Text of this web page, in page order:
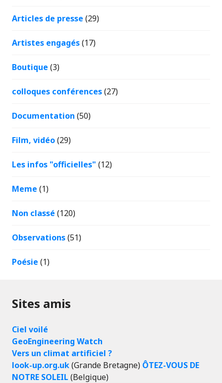
Articles de presse (29)
Artistes engagés(17)
Boutique (3)
colloques conférences(27)
Documentation (50)
Film, vidéo(29)
Les infos "officielles" (12)
Meme (1)
Non classé (120)
Observations(51)
Poésie (1)
Sites amis
Ciel voilé
GeoEngineering Watch
Vers un climat artificiel ?
look-up.org.uk(Grande Bretagne) ÔTEZ-VOUS DE
NOTRE SOLEIL (Belgique)